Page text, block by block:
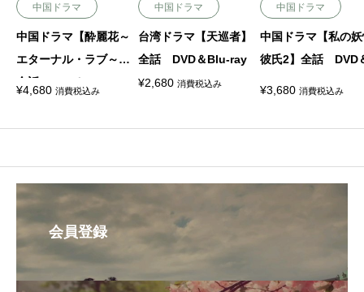
中国ドラマ
中国ドラマ【酔麗花～
エターナル・ラブ～】
全話 DVD＆Blu-ray
¥4,680 消費税込み
中国ドラマ
台湾ドラマ【天巡者】
全話 DVD＆Blu-ray
¥2,680 消費税込み
中国ドラマ
中国ドラマ【私の
彼氏2】全話 DVD
¥3,680 消費税込み
会員登録